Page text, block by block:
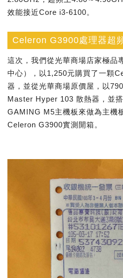
效能接近Core i3-6100。
Celeron G3900處理器超
這次，我們從光華商場店家極品
中心），以1,250元購買了一顆
器，並從光華商場原價屋，以
Master Hyper 103 散熱器，並
GAMING M5主機板來做為主機
Celeron G3900實測開箱。